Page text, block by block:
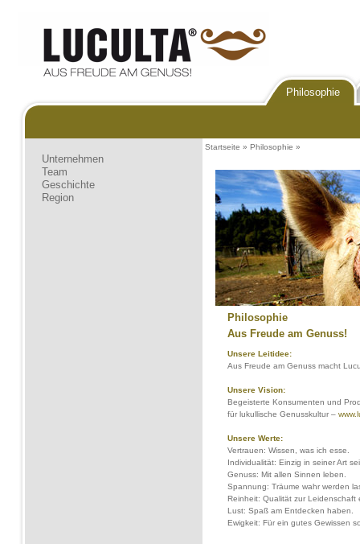
Philosophie
Unternehmen
Team
Geschichte
Region
Startseite » Philosophie »
Philosophie
Aus Freude am Genuss!
Unsere Leitidee:
Aus Freude am Genuss macht
Unsere Vision:
Begeisterte Konsumenten und
für lukullische Genusskultur –
Unsere Werte:
Vertrauen: Wissen, was ich esse.
Individualität: Einzig in seiner Art
Genuss: Mit allen Sinnen leben.
Spannung: Träume wahr werden
Reinheit: Qualität zur Leidenschaft
Lust: Spaß am Entdecken haben.
Ewigkeit: Für ein gutes Gewissen